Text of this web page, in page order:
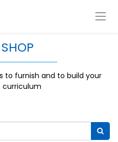
to furnish and to build your
curriculum